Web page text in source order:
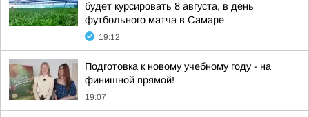
будет курсировать 8 августа, в день
футбольного матча в Самаре
19:12
Подготовка к новому учебному году - на
финишной прямой!
19:07